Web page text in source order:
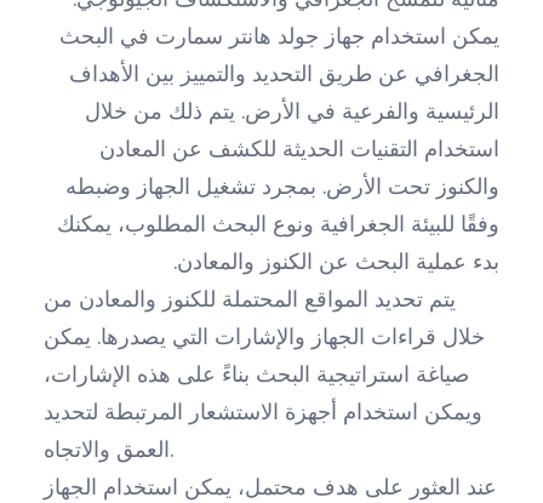
يمكن استخدام جهاز جولد هانتر سمارت في البحث
الجغرافي عن طريق التحديد والتمييز بين الأهداف
الرئيسية والفرعية في الأرض. يتم ذلك من خلال
استخدام التقنيات الحديثة للكشف عن المعادن
والكنوز تحت الأرض. بمجرد تشغيل الجهاز وضبطه
وفقًا للبيئة الجغرافية ونوع البحث المطلوب، يمكنك
بدء عملية البحث عن الكنوز والمعادن.
يتم تحديد المواقع المحتملة للكنوز والمعادن من
خلال قراءات الجهاز والإشارات التي يصدرها. يمكن
صياغة استراتيجية البحث بناءً على هذه الإشارات،
ويمكن استخدام أجهزة الاستشعار المرتبطة لتحديد
العمق والاتجاه.
عند العثور على هدف محتمل، يمكن استخدام الجهاز